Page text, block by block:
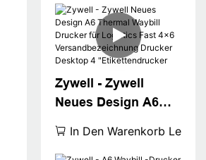
Versandschild
Drucker 4x6 Thermo
Waybill A6 Drucker
USB+WiFi
Zywell - Zywell
Neues Design A6
Drucker für
In Den Warenkorb Legen